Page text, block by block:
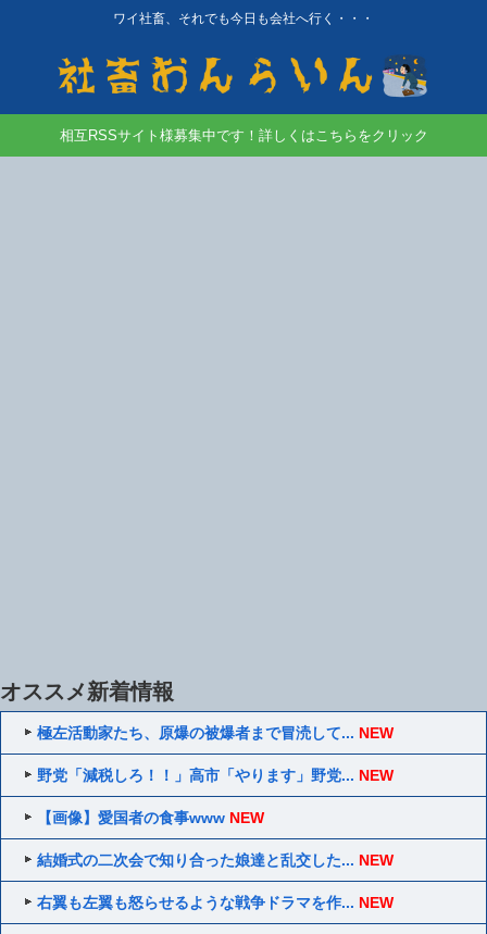
ワイ社畜、それでも今日も会社へ行く・・・
相互RSSサイト様募集中です！詳しくはこちらをクリック
オススメ新着情報
極左活動家たち、原爆の被爆者まで冒涜して... NEW
野党「減税しろ！！」高市「やります」野党... NEW
【画像】愛国者の食事www NEW
結婚式の二次会で知り合った娘達と乱交した... NEW
右翼も左翼も怒らせるような戦争ドラマを作... NEW